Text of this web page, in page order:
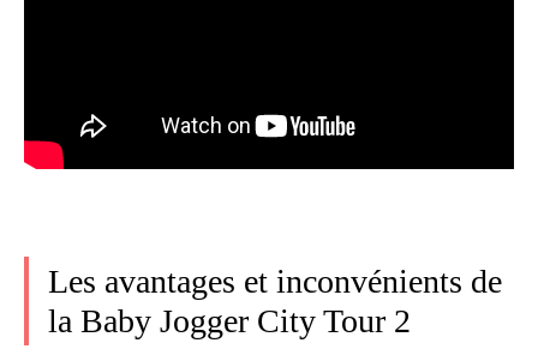
Les avantages et inconvénients de
la Baby Jogger City Tour 2